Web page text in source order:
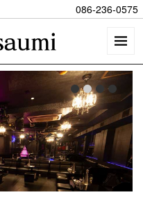
086-236-0575